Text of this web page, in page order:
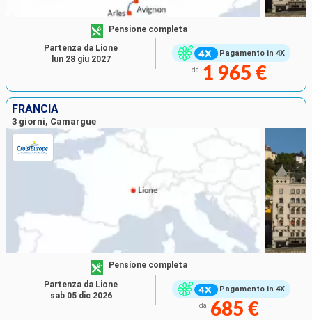
Pagamento in 4X
Pensione completa
da 1 965 €
Partenza da Lione
lun 28 giu 2027
FRANCIA
3 giorni, Camargue
Pagamento in 4X
Pensione completa
da 685 €
Partenza da Lione
sab 05 dic 2026